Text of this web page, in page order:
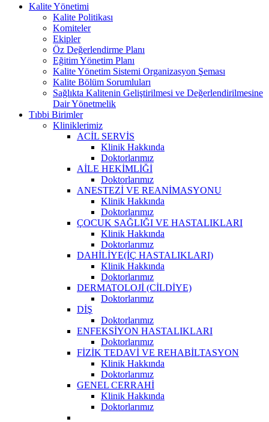
Kalite Yönetimi
Kalite Politikası
Komiteler
Ekipler
Öz Değerlendirme Planı
Eğitim Yönetim Planı
Kalite Yönetim Sistemi Organizasyon Şeması
Kalite Bölüm Sorumluları
Sağlıkta Kalitenin Geliştirilmesi ve Değerlendirilmesine
Dair Yönetmelik
Tıbbi Birimler
Kliniklerimiz
ACİL SERVİS
Klinik Hakkında
Doktorlarımız
AİLE HEKİMLİĞİ
Doktorlarımız
ANESTEZİ VE REANİMASYONU
Klinik Hakkında
Doktorlarımız
ÇOCUK SAĞLIĞI VE HASTALIKLARI
Klinik Hakkında
Doktorlarımız
DAHİLİYE(İÇ HASTALIKLARI)
Klinik Hakkında
Doktorlarımız
DERMATOLOJİ (CİLDİYE)
Doktorlarımız
DİŞ
Doktorlarımız
ENFEKSİYON HASTALIKLARI
Doktorlarımız
FİZİK TEDAVİ VE REHABİLTASYON
Klinik Hakkında
Doktorlarımız
GENEL CERRAHİ
Klinik Hakkında
Doktorlarımız